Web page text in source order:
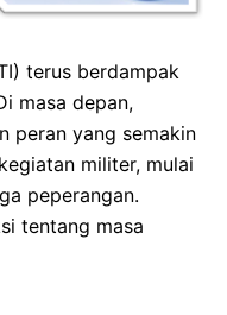
terus berdampak
masa depan,
peran yang semakin
militer, mulai
peperangan.
tentang masa